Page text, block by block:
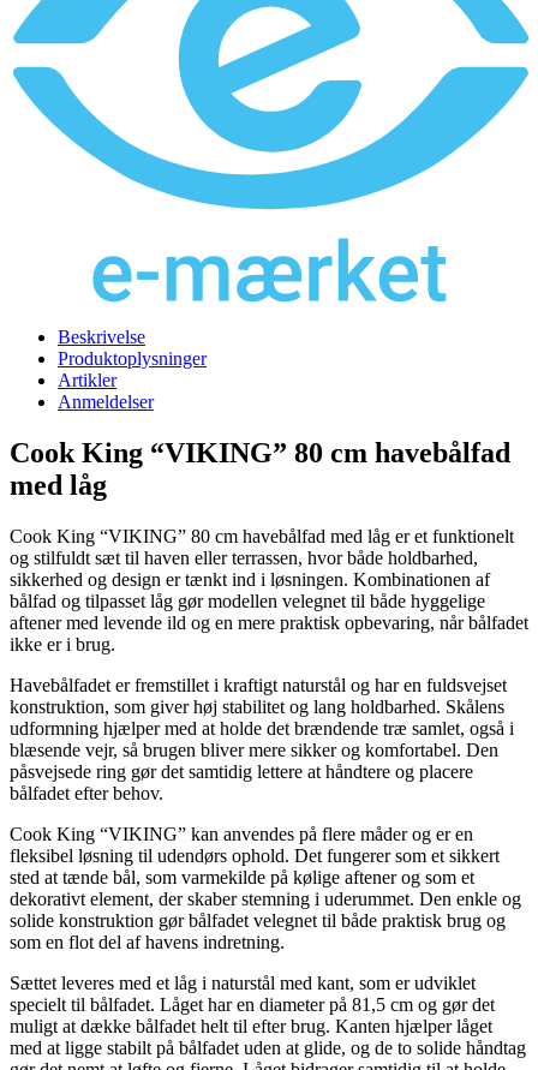
Beskrivelse
Produktoplysninger
Artikler
Anmeldelser
Cook King “VIKING” 80 cm havebålfad
med låg
Cook King “VIKING” 80 cm havebålfad med låg er et funktionelt
og stilfuldt sæt til haven eller terrassen, hvor både holdbarhed,
sikkerhed og design er tænkt ind i løsningen. Kombinationen af
bålfad og tilpasset låg gør modellen velegnet til både hyggelige
aftener med levende ild og en mere praktisk opbevaring, når bålfadet
ikke er i brug.
Havebålfadet er fremstillet i kraftigt naturstål og har en fuldsvejset
konstruktion, som giver høj stabilitet og lang holdbarhed. Skålens
udformning hjælper med at holde det brændende træ samlet, også i
blæsende vejr, så brugen bliver mere sikker og komfortabel. Den
påsvejsede ring gør det samtidig lettere at håndtere og placere
bålfadet efter behov.
Cook King “VIKING” kan anvendes på flere måder og er en
fleksibel løsning til udendørs ophold. Det fungerer som et sikkert
sted at tænde bål, som varmekilde på kølige aftener og som et
dekorativt element, der skaber stemning i uderummet. Den enkle og
solide konstruktion gør bålfadet velegnet til både praktisk brug og
som en flot del af havens indretning.
Sættet leveres med et låg i naturstål med kant, som er udviklet
specielt til bålfadet. Låget har en diameter på 81,5 cm og gør det
muligt at dække bålfadet helt til efter brug. Kanten hjælper låget
med at ligge stabilt på bålfadet uden at glide, og de to solide håndtag